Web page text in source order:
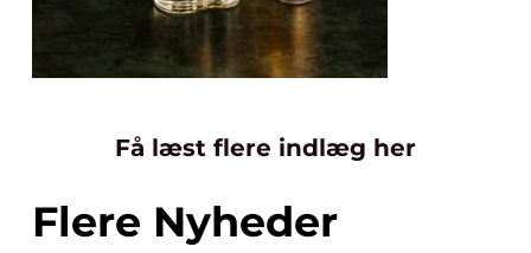
Få læst flere indlæg her
Flere Nyheder